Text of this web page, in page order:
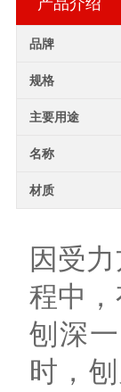
产品介绍
品牌
规格
主要用途
名称
材质
因受
程中
刨深
时，